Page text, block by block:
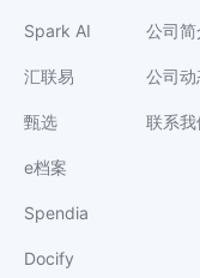
Spark AI
汇联易
甄选
e档案
Spendia
Docify
公司简
公司动
联系我